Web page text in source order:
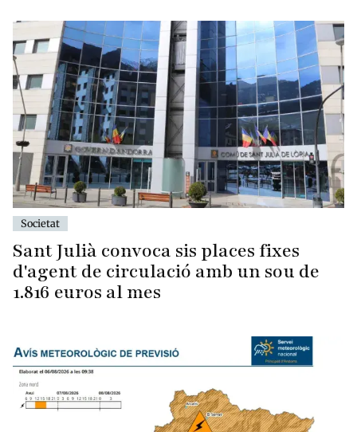
Societat
Sant Julià convoca sis places fixes
d'agent de circulació amb un sou de
1.816 euros al mes